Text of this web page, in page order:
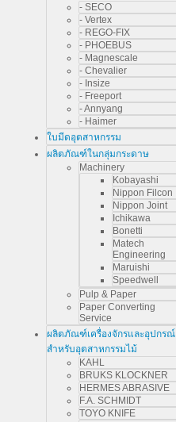
- SECO
- Vertex
- REGO-FIX
- PHOEBUS
- Magnescale
- Chevalier
- Insize
- Freeport
- Annyang
- Haimer
ใบมีดอุตสาหกรรม
ผลิตภัณฑ์ในกลุ่มกระดาษ
Machinery
Kobayashi
Nippon Filcon
Nippon Joint
Ichikawa
Bonetti
Matech
Engineering
Maruishi
Speedwell
Pulp & Paper
Paper Converting
Service
ผลิตภัณฑ์เครื่องจักรและอุปกรณ์
สำหรับอุตสาหกรรมไม้
KAHL
BRUKS KLOCKNER
HERMES ABRASIVE
F.A. SCHMIDT
TOYO KNIFE